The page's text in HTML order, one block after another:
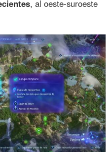
, al oeste-suroeste